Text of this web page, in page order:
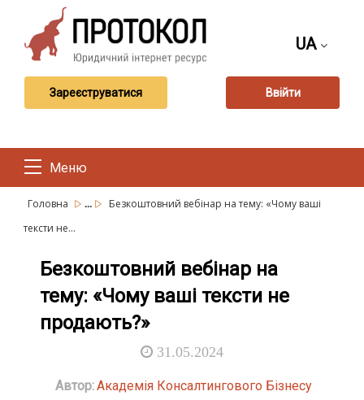
UA
Зареєструватися Ввійти
Меню
Головна ...
Безкоштовний вебінар на тему: «Чому ваші
тексти не...
Безкоштовний вебінар на
тему: «Чому ваші тексти не
продають?»
31.05.2024
Автор:Академія Консалтингового Бізнесу